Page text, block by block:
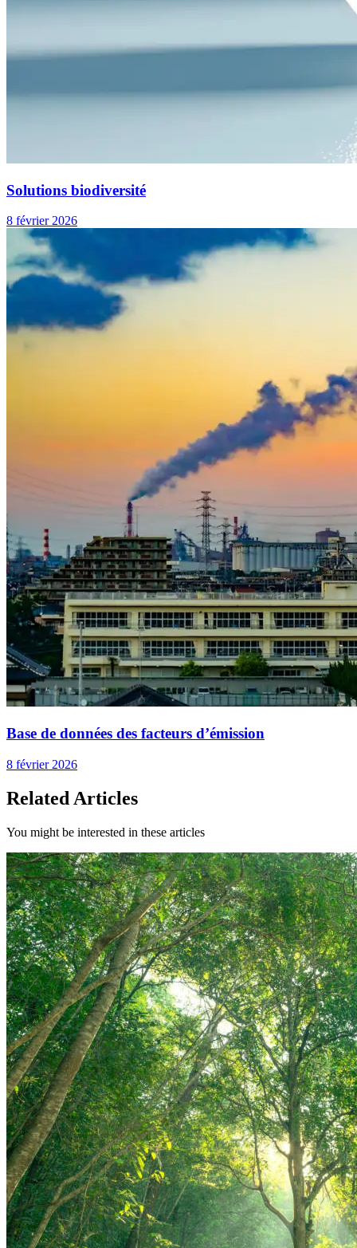
Solutions biodiversité
8 février 2026
Base de données des facteurs d’émission
8 février 2026
Related Articles
You might be interested in these articles